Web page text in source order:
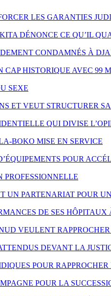
LES GARANTIES
DÉNONCE CE QU’IL
CONDAMNÉS À
HISTORIQUE AVEC 99
SEXE
ET VEUT STRUCTURER
QUI DIVISE
BOKO MISE EN SERVICE
POUR
PROFESSIONNELLE
UN PARTENARIAT POUR
DE SES HÔPITAUX
VEULENT
DEVANT LA
POUR
POUR LA